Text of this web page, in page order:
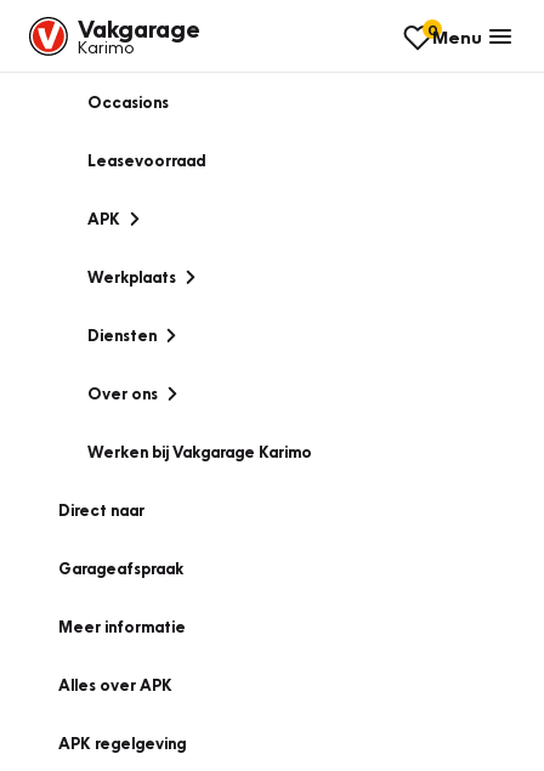
Vakgarage
Karimo
0Menu
Occasions
Leasevoorraad
APK
Werkplaats
Diensten
Over ons
Werken bij Vakgarage Karimo
Direct naar
Garageafspraak
Meer informatie
Alles over APK
APK regelgeving